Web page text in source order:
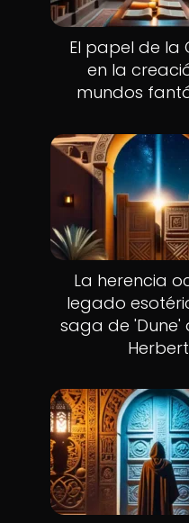
El papel de la
en la
mundos
La herencia
legado
saga de 'Dune'
Herbert